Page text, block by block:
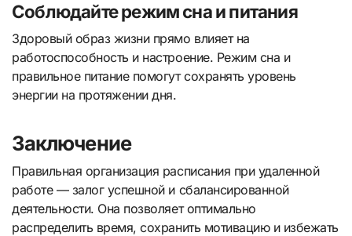
Соблюдайте режим сна и питания
Здоровый образ жизни прямо влияет на
работоспособность и настроение. Режим сна и
правильное питание помогут сохранять уровень
энергии на протяжении дня.
Заключение
Правильная организация расписания при удаленной
работе — залог успешной и сбалансированной
деятельности. Она позволяет оптимально
распределить время, сохранить мотивацию и избежать